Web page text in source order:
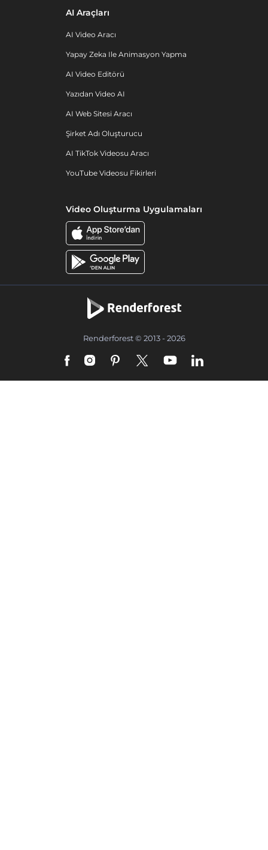
AI Araçları
AI Video Aracı
Yapay Zeka Ile Animasyon Yapma
AI Video Editörü
Yazıdan Video AI
AI Web Sitesi Aracı
Şirket Adı Oluşturucu
AI TikTok Videosu Aracı
YouTube Videosu Fikirleri
Video Oluşturma Uygulamaları
Renderforest © 2013 - 2026